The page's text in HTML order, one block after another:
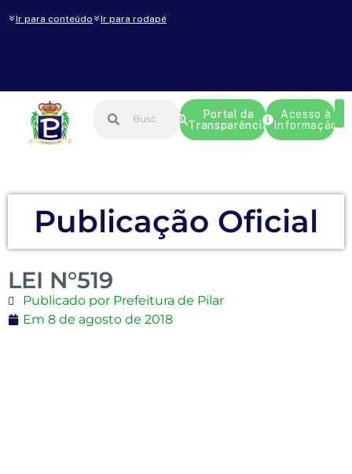
Ir para conteúdo Ir para rodapé
Portal da
Transparência
Acesso à
Informação
Publicação Oficial
LEI N°519
Publicado por Prefeitura de Pilar
Em 8 de agosto de 2018